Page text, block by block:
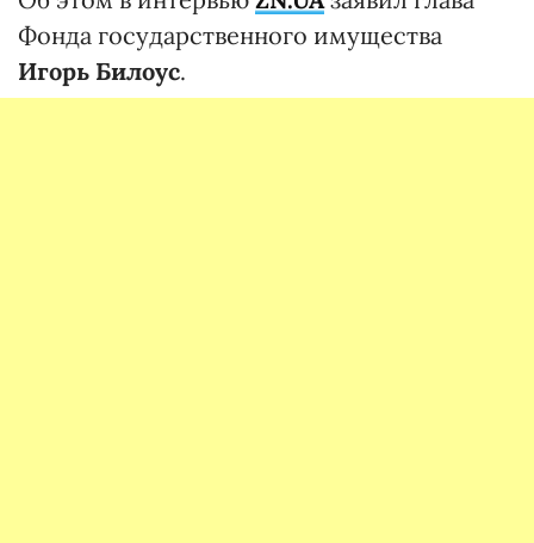
Фонда государственного имущества
Игорь Билоус.